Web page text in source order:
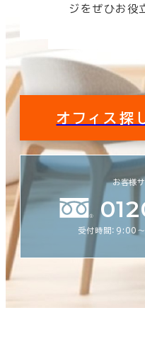
ジをぜひお役
オフィス探
お客様サ
受付時間：9:00